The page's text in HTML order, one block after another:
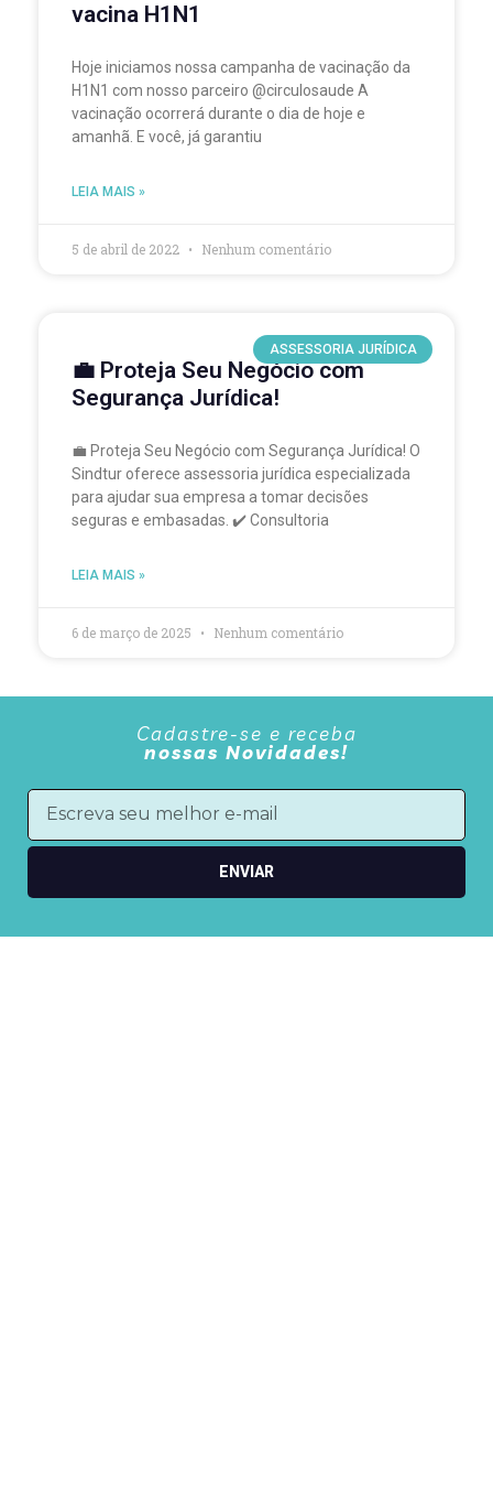
vacina H1N1
Hoje iniciamos nossa campanha de vacinação da
H1N1 com nosso parceiro @circulosaude A
vacinação ocorrerá durante o dia de hoje e
amanhã. E você, já garantiu
LEIA MAIS »
5 de abril de 2022 Nenhum comentário
ASSESSORIA JURÍDICA
💼 Proteja Seu Negócio com
Segurança Jurídica!
💼 Proteja Seu Negócio com Segurança Jurídica! O
Sindtur oferece assessoria jurídica especializada
para ajudar sua empresa a tomar decisões
seguras e embasadas. ✔️ Consultoria
LEIA MAIS »
6 de março de 2025 Nenhum comentário
Cadastre-se e receba
nossas Novidades!
ENVIAR